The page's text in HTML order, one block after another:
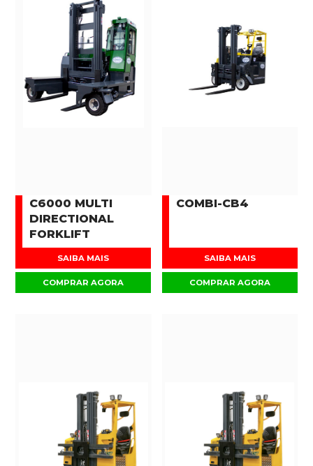
C6000 MULTI
DIRECTIONAL
FORKLIFT
SAIBA MAIS
COMPRAR AGORA
COMBI-CB4
SAIBA MAIS
COMPRAR AGORA